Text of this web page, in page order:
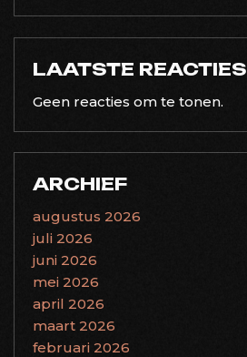
LAATSTE REACTIES
Geen reacties om te tonen.
ARCHIEF
augustus 2026
juli 2026
juni 2026
mei 2026
april 2026
maart 2026
februari 2026